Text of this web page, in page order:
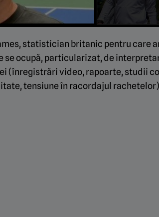
statistician britanic pentru care
se ocupă, particularizat, de
(înregistrări video, rapoarte, studii
tensiune în racordajul